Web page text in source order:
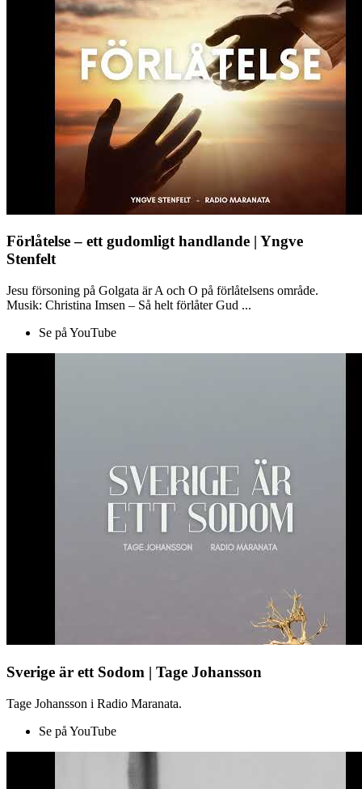
Förlåtelse – ett gudomligt handlande | Yngve
Stenfelt
Jesu försoning på Golgata är A och O på förlåtelsens område.
Musik: Christina Imsen – Så helt förlåter Gud ...
Se på YouTube
Sverige är ett Sodom | Tage Johansson
Tage Johansson i Radio Maranata.
Se på YouTube